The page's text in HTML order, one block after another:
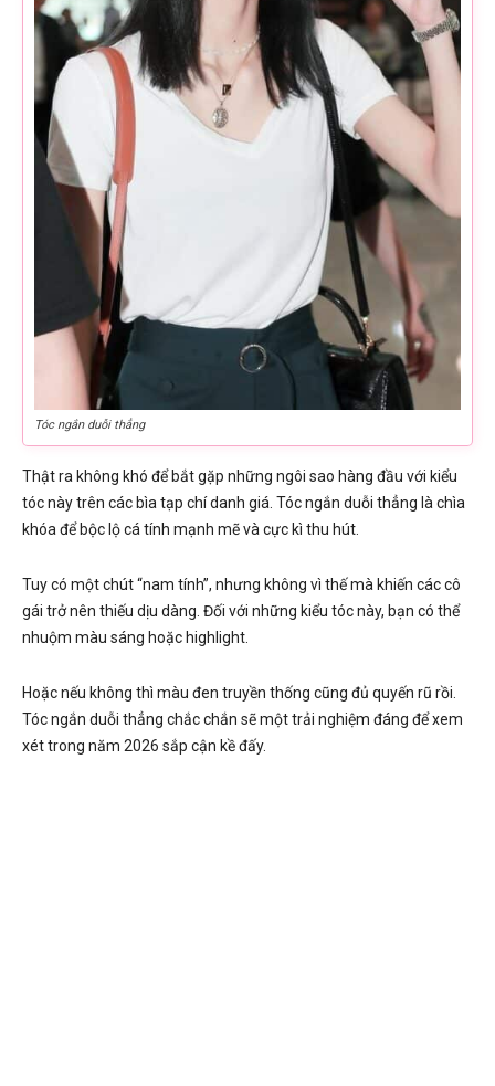
Tóc ngắn duỗi thẳng
Thật ra không khó để bắt gặp những ngôi sao hàng đầu với kiểu
tóc này trên các bìa tạp chí danh giá. Tóc ngắn duỗi thẳng là chìa
khóa để bộc lộ cá tính mạnh mẽ và cực kì thu hút.
Tuy có một chút “nam tính”, nhưng không vì thế mà khiến các cô
gái trở nên thiếu dịu dàng. Đối với những kiểu tóc này, bạn có thể
nhuộm màu sáng hoặc highlight.
Hoặc nếu không thì màu đen truyền thống cũng đủ quyến rũ rồi.
Tóc ngắn duỗi thẳng chắc chắn sẽ một trải nghiệm đáng để xem
xét trong năm 2026 sắp cận kề đấy.